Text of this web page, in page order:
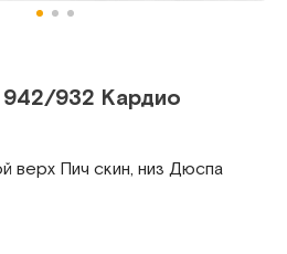
932 Кардио
верх Пич скин, низ Дюспа